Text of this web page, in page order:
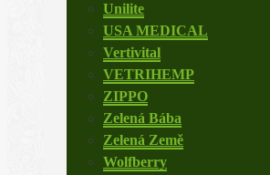
Unilite
USA MEDICAL
Vertivital
VETRIHEMP
ZIPPO
Zelená Bába
Zelená Země
Wolfberry